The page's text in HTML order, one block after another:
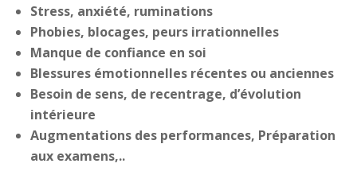
Stress, anxiété, ruminations
Phobies, blocages, peurs irrationnelles
Manque de confiance en soi
Blessures émotionnelles récentes ou anciennes
Besoin de sens, de recentrage, d’évolution
intérieure
Augmentations des performances, Préparation
aux examens,..